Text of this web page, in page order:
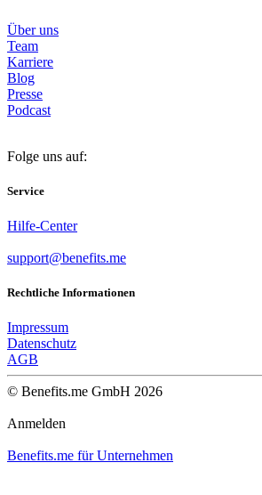
Über uns
Team
Karriere
Blog
Presse
Podcast
Folge uns auf:
Service
Hilfe-Center
support@benefits.me
Rechtliche Informationen
Impressum
Datenschutz
AGB
© Benefits.me GmbH 2026
Anmelden
Benefits.me für Unternehmen